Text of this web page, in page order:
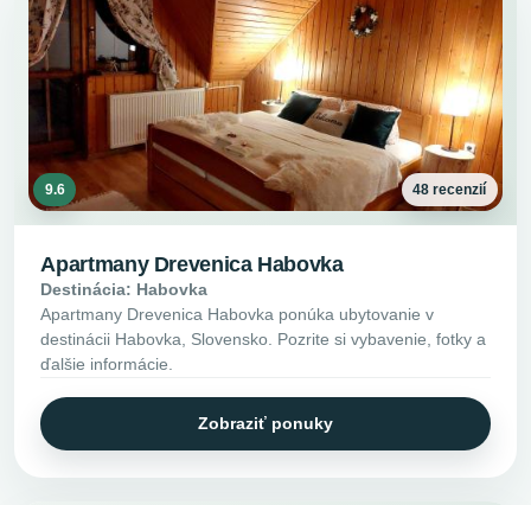
9.6 48 recenzií
Apartmany Drevenica Habovka
Destinácia: Habovka
Apartmany Drevenica Habovka ponúka ubytovanie v
destinácii Habovka, Slovensko. Pozrite si vybavenie, fotky a
ďalšie informácie.
Zobraziť ponuky